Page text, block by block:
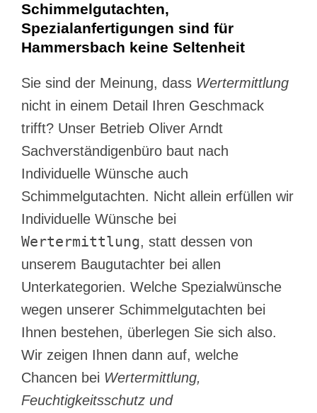
Schimmelgutachten,
Spezialanfertigungen sind für
Hammersbach keine Seltenheit
Sie sind der Meinung, dass Wertermittlung
nicht in einem Detail Ihren Geschmack
trifft? Unser Betrieb Oliver Arndt
Sachverständigenbüro baut nach
Individuelle Wünsche auch
Schimmelgutachten. Nicht allein erfüllen wir
Individuelle Wünsche bei
Wertermittlung, statt dessen von
unserem Baugutachter bei allen
Unterkategorien. Welche Spezialwünsche
wegen unserer Schimmelgutachten bei
Ihnen bestehen, überlegen Sie sich also.
Wir zeigen Ihnen dann auf, welche
Chancen bei Wertermittlung,
Feuchtigkeitsschutz und